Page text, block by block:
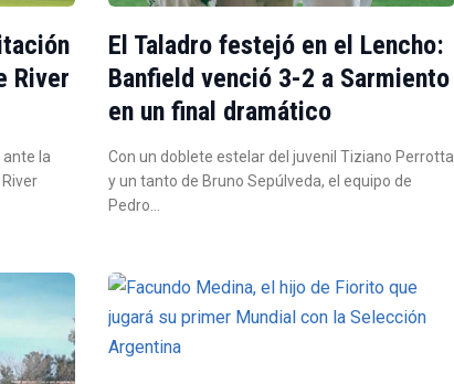
River
la
El Taladro festejó en el Lencho:
Banfield venció 3-2 a Sarmiento
en un final dramático
Con un doblete estelar del juvenil Tiziano Perrotta
y un tanto de Bruno Sepúlveda, el equipo de
Pedro…